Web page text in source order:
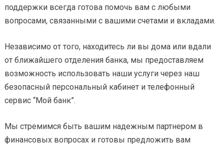
поддержки всегда готова помочь вам с любыми
вопросами, связанными с вашими счетами и вкладами.
Независимо от того, находитесь ли вы дома или вдали
от ближайшего отделения банка, мы предоставляем
возможность использовать наши услуги через наш
безопасный персональный кабинет и телефонный
сервис “Мой банк”.
Мы стремимся быть вашим надежным партнером в
финансовых вопросах и готовы предложить вам